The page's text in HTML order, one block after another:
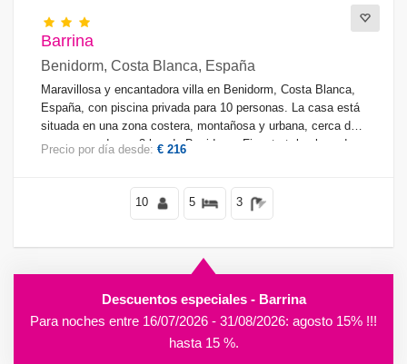
Barrina
Benidorm, Costa Blanca, España
Maravillosa y encantadora villa en Benidorm, Costa Blanca,
España, con piscina privada para 10 personas. La casa está
situada en una zona costera, montañosa y urbana, cerca de
supermercados, a 3 km de Benidorm, Finestrat, la playa de
Precio por día desde: € 216
10 5 3
Descuentos especiales - Barrina
Para noches entre 16/07/2026 - 31/08/2026: agosto 15% !!!
hasta 15 %.